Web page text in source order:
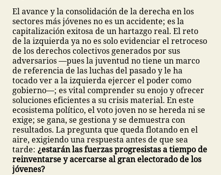
El avance y la consolidación de la derecha en los
sectores más jóvenes no es un accidente; es la
capitalización exitosa de un hartazgo real. El reto
de la izquierda ya no es solo evidenciar el retroceso
de los derechos colectivos generados por sus
adversarios —pues la juventud no tiene un marco
de referencia de las luchas del pasado y le ha
tocado ver a la izquierda ejercer el poder como
gobierno—; es vital comprender su enojo y ofrecer
soluciones eficientes a su crisis material. En este
ecosistema político, el voto joven no se hereda ni se
exige; se gana, se gestiona y se demuestra con
resultados. La pregunta que queda flotando en el
aire, exigiendo una respuesta antes de que sea
tarde: ¿estarán las fuerzas progresistas a tiempo de
reinventarse y acercarse al gran electorado de los
jóvenes?